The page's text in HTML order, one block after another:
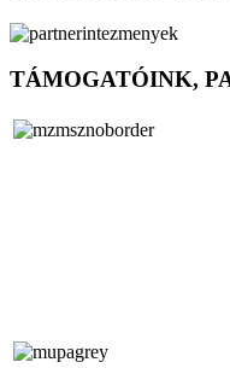
TÁMOGATÓINK,